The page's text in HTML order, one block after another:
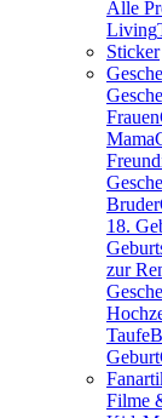
Alle
Living
Sticker
Frauen
Mama
Bruder
18.
zur
Taufe
Geburt
Filme